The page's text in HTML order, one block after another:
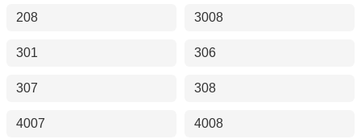
208 3008
301 306
307 308
4007 4008